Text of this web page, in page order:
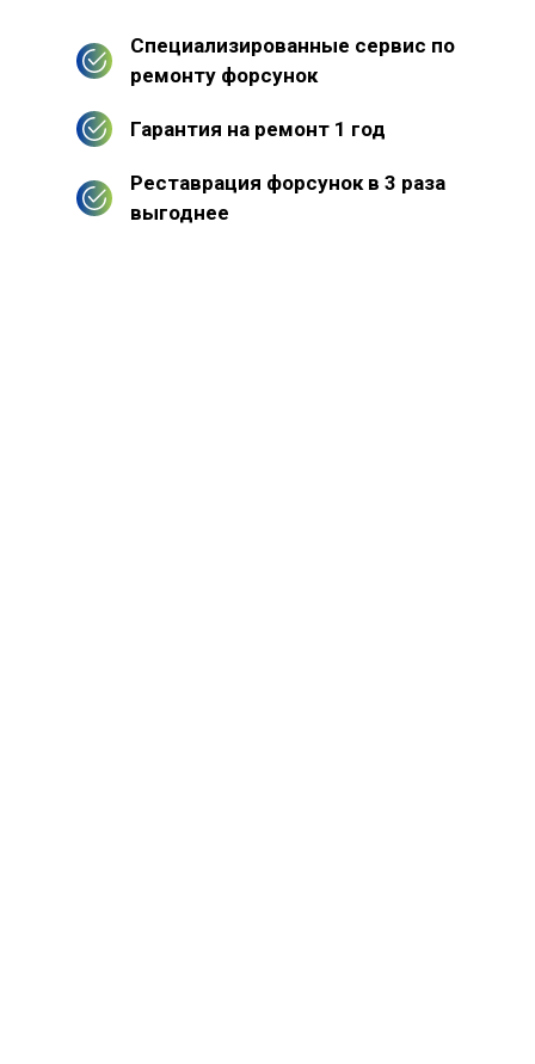
Специализированные сервис по
ремонту форсунок
Гарантия на ремонт 1 год
Реставрация форсунок в 3 раза
выгоднее